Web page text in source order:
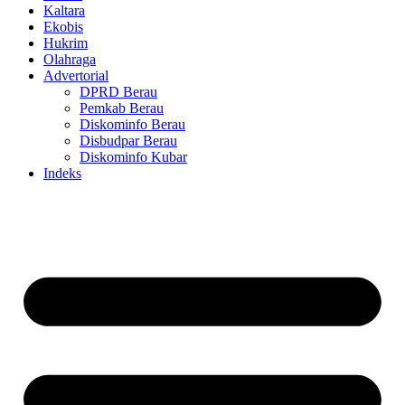
Kaltara
Ekobis
Hukrim
Olahraga
Advertorial
DPRD Berau
Pemkab Berau
Diskominfo Berau
Disbudpar Berau
Diskominfo Kubar
Indeks